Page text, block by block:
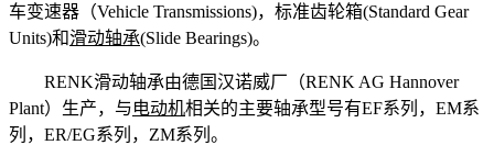
车变速器（Vehicle Transmissions)，标准齿轮箱(Standard Gear
Units)和滑动轴承(Slide Bearings)。
RENK滑动轴承由德国汉诺威厂（RENK AG Hannover
Plant）生产，与电动机相关的主要轴承型号有EF系列，EM系
列，ER/EG系列，ZM系列。